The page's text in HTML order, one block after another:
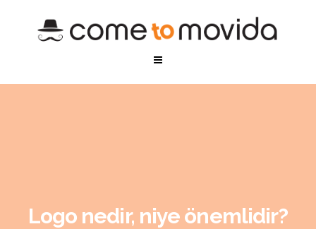
Logo nedir, niye önemlidir?